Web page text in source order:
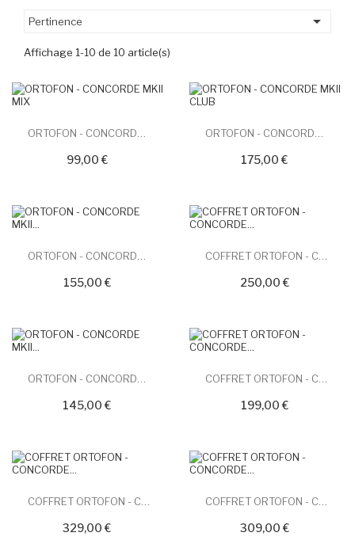
Pertinence 
Affichage 1-10 de 10 article(s)
ORTOFON - CONCORDE MKII MIX
99,00 €
ORTOFON - CONCORDE MKII CLUB
175,00 €
ORTOFON - CONCORDE MKII...
155,00 €
COFFRET ORTOFON - CONCORDE...
250,00 €
ORTOFON - CONCORDE MKII...
145,00 €
COFFRET ORTOFON - CONCORDE...
199,00 €
COFFRET ORTOFON - CONCORDE...
329,00 €
COFFRET ORTOFON - CONCORDE...
309,00 €